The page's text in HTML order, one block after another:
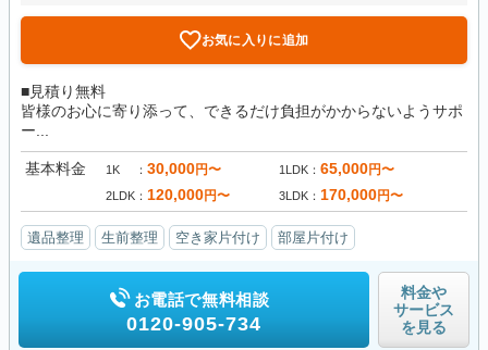
お気に入りに追加
■見積り無料
皆様のお心に寄り添って、できるだけ負担がかからないようサポ
ー...
基本料金 1K 30,000円〜 1LDK 65,000円〜
2LDK 120,000円〜 3LDK 170,000円〜
遺品整理 生前整理 空き家片付け 部屋片付け
お電話で無料相談
0120-905-734
料金や
サービス
を見る